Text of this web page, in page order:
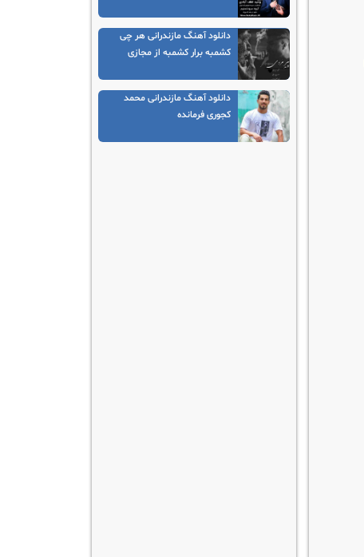
دانلود آهنگ مازندرانی هر چی
کشمبه برار کشمبه از مجازی
دانلود آهنگ مازندرانی محمد
کجوری فرمانده